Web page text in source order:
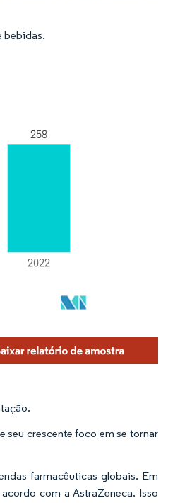
bebidas.
seu crescente foco em se tornar
farmacêuticas globais. Em
com a AstraZeneca. Isso